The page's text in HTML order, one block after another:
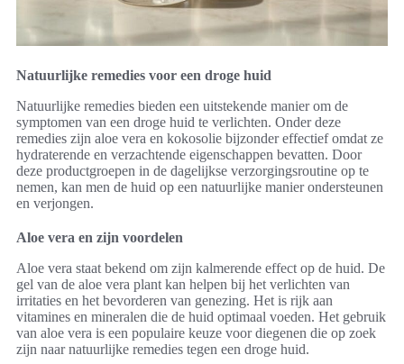
Natuurlijke remedies voor een droge huid
Natuurlijke remedies bieden een uitstekende manier om de
symptomen van een droge huid te verlichten. Onder deze
remedies zijn aloe vera en kokosolie bijzonder effectief omdat ze
hydraterende en verzachtende eigenschappen bevatten. Door
deze productgroepen in de dagelijkse verzorgingsroutine op te
nemen, kan men de huid op een natuurlijke manier ondersteunen
en verjongen.
Aloe vera en zijn voordelen
Aloe vera staat bekend om zijn kalmerende effect op de huid. De
gel van de aloe vera plant kan helpen bij het verlichten van
irritaties en het bevorderen van genezing. Het is rijk aan
vitamines en mineralen die de huid optimaal voeden. Het gebruik
van aloe vera is een populaire keuze voor diegenen die op zoek
zijn naar natuurlijke remedies tegen een droge huid.